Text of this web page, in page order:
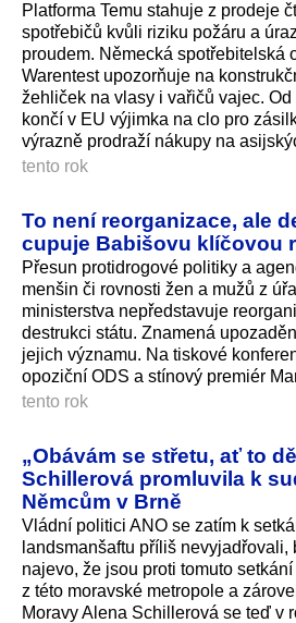
Platforma Temu stahuje z prodeje
spotřebičů kvůli riziku požáru a
proudem. Německá spotřebitelská
Warentest upozorňuje na
žehliček na vlasy i vařičů vajec.
končí v EU výjimka na clo pro
výrazně prodraží nákupy na
tento rok
To není reorganizace, ale
cupuje Babišovu klíčovou
Přesun protidrogové politiky a
menšin či rovnosti žen a mužů z
ministerstva nepředstavuje
destrukci státu. Znamená
jejich významu. Na tiskové
opoziční ODS a stínový premiér
tento rok
„Obávám se střetu, ať to
Schillerová promluvila k
Němcům v Brně
Vládní politici ANO se zatím k
landsmanšaftu příliš
najevo, že jsou proti tomuto
z této moravské metropole a
Moravy Alena Schillerová se teď v